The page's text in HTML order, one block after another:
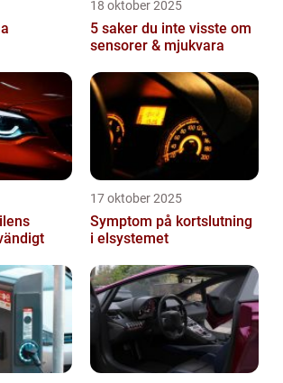
18 oktober 2025
5 saker du inte visste om
sensorer & mjukvara
17 oktober 2025
Symptom på kortslutning
i elsystemet